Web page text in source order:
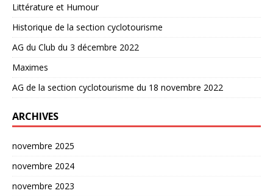
Littérature et Humour
Historique de la section cyclotourisme
AG du Club du 3 décembre 2022
Maximes
AG de la section cyclotourisme du 18 novembre 2022
ARCHIVES
novembre 2025
novembre 2024
novembre 2023